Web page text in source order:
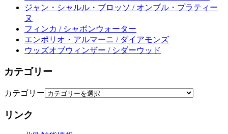
ジャン・シャルル・ブロッソ / オンブル・プラティー
ヌ
フィンカ / シャボンウォーター
エンポリオ・アルマーニ / ダイアモンズ
ウッズオブウィンザー / シダーウッド
カテゴリー
カテゴリー
リンク